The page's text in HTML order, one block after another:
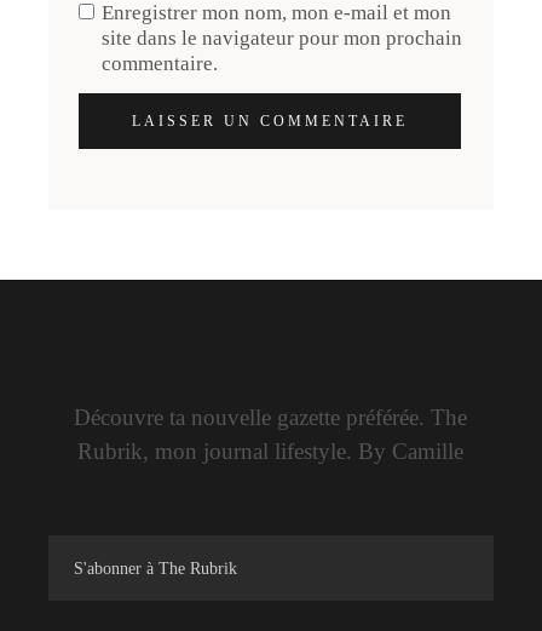
Enregistrer mon nom, mon e-mail et mon
site dans le navigateur pour mon prochain
commentaire.
LAISSER UN COMMENTAIRE
Découvre ta nouvelle gazette préférée. The
Rubrik, mon journal lifestyle. By Camille